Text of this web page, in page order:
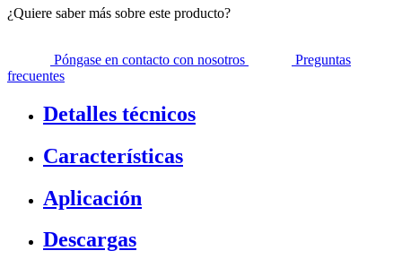
¿Quiere saber más sobre este producto?
Póngase en contacto con nosotros
Preguntas
frecuentes
Detalles técnicos
Características
Aplicación
Descargas